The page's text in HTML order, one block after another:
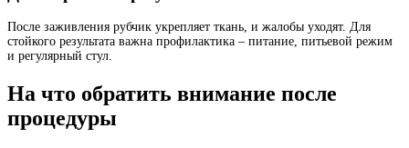
После заживления рубчик укрепляет ткань, и жалобы уходят. Для
стойкого результата важна профилактика – питание, питьевой режим
и регулярный стул.
На что обратить внимание после
процедуры